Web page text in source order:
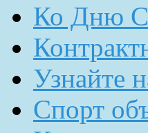
Ко Дню
Узнайте
Спорт